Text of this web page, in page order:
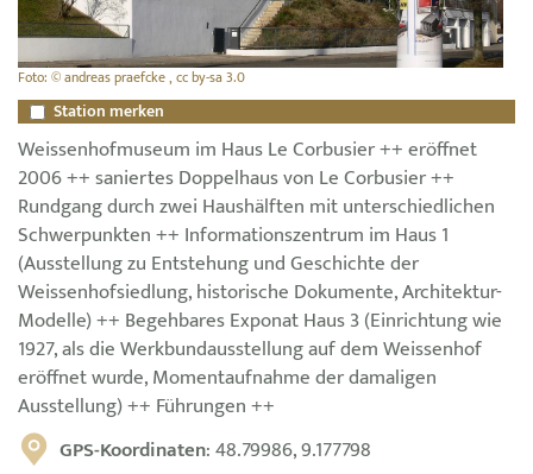
Foto: © andreas praefcke , cc by-sa 3.0
Station merken
Weissenhofmuseum im Haus Le Corbusier ++ eröffnet
2006 ++ saniertes Doppelhaus von Le Corbusier ++
Rundgang durch zwei Haushälften mit unterschiedlichen
Schwerpunkten ++ Informationszentrum im Haus 1
(Ausstellung zu Entstehung und Geschichte der
Weissenhofsiedlung, historische Dokumente, Architektur-
Modelle) ++ Begehbares Exponat Haus 3 (Einrichtung wie
1927, als die Werkbundausstellung auf dem Weissenhof
eröffnet wurde, Momentaufnahme der damaligen
Ausstellung) ++ Führungen ++
GPS-Koordinaten: 48.79986, 9.177798